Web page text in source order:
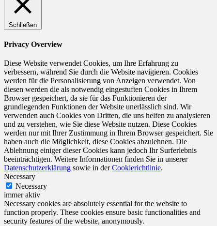
Schließen
Privacy Overview
Diese Website verwendet Cookies, um Ihre Erfahrung zu
verbessern, während Sie durch die Website navigieren. Cookies
werden für die Personalisierung von Anzeigen verwendet. Von
diesen werden die als notwendig eingestuften Cookies in Ihrem
Browser gespeichert, da sie für das Funktionieren der
grundlegenden Funktionen der Website unerlässlich sind. Wir
verwenden auch Cookies von Dritten, die uns helfen zu analysieren
und zu verstehen, wie Sie diese Website nutzen. Diese Cookies
werden nur mit Ihrer Zustimmung in Ihrem Browser gespeichert. Sie
haben auch die Möglichkeit, diese Cookies abzulehnen. Die
Ablehnung einiger dieser Cookies kann jedoch Ihr Surferlebnis
beeinträchtigen. Weitere Informationen finden Sie in unserer
Datenschutzerklärung sowie in derCookierichtlinie.
Necessary
Necessary
immer aktiv
Necessary cookies are absolutely essential for the website to
function properly. These cookies ensure basic functionalities and
security features of the website, anonymously.